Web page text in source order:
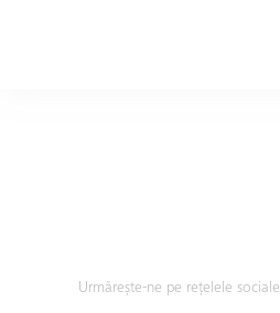
Urmărește-ne pe rețelele sociale